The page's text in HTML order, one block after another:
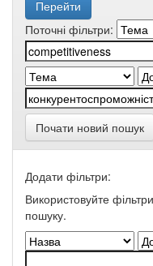
Поточні фільтри:
Почати новий пошук
Додати фільтри:
Використовуйте
пошуку.